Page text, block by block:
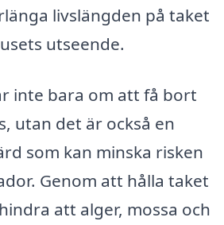
livslängden på taket
utseende.
inte bara om att få bort
utan det är också en
som kan minska risken
Genom att hålla taket
att alger, mossa och